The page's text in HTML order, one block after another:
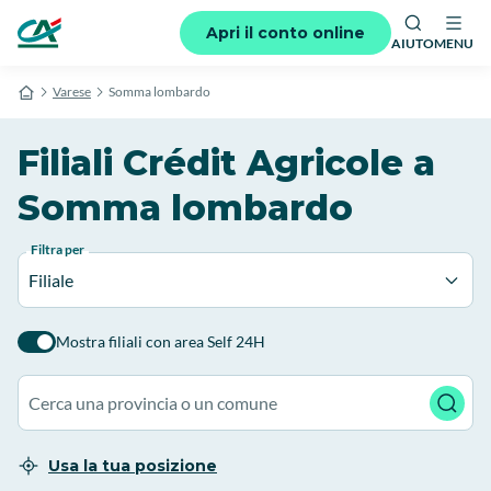
Apri il conto online
AIUTOMENU
Varese Somma lombardo
Filiali Crédit Agricole a
Somma lombardo
Filtra per
Filiale
Mostra filiali con area Self 24H
Usa la tua posizione